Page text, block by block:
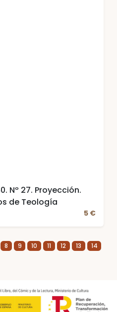
Nº 27. Proyección.
de Teología
5 €
8 9 10 11 12 13
14